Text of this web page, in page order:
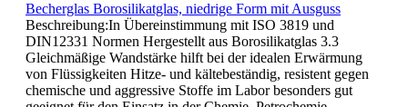
Becherglas Borosilikatglas, niedrige Form mit Ausguss
Beschreibung:In Übereinstimmung mit ISO 3819 und
DIN12331 Normen Hergestellt aus Borosilikatglas 3.3
Gleichmäßige Wandstärke hilft bei der idealen Erwärmung
von Flüssigkeiten Hitze- und kältebeständig, resistent gegen
chemische und aggressive Stoffe im Labor besonders gut